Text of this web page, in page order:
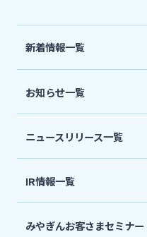
株主・投資家の皆さま
ニュースリリース一覧
採用情報
新着情報一覧
お知らせ一覧
ニュースリリース一覧
IR情報一覧
みやぎんお客さまセミナー